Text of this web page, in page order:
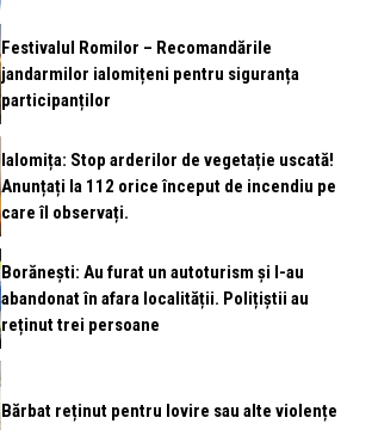
Festivalul Romilor – Recomandările
jandarmilor ialomițeni pentru siguranța
participanților
Ialomița: Stop arderilor de vegetație uscată!
Anunțați la 112 orice început de incendiu pe
care îl observați.
Borănești: Au furat un autoturism și l-au
abandonat în afara localității. Polițiștii au
reținut trei persoane
Bărbat reținut pentru lovire sau alte violențe